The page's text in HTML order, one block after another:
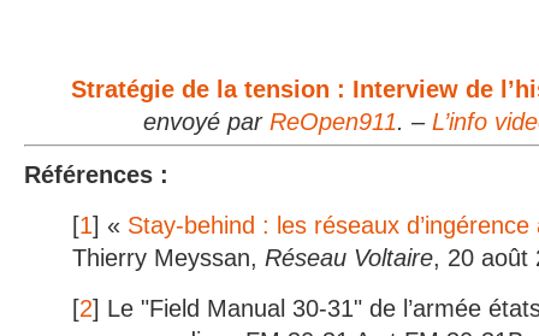
Stratégie de la tension : Interview de
envoyé parReOpen911. –L’info
Références :
[1] « Stay-behind : les réseaux d’ingérence
Thierry Meyssan, Réseau Voltaire, 20 août
[2] Le "Field Manual 30-31" de l’armée